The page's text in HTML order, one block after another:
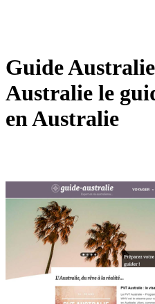
Guide
Australie le
en Australie